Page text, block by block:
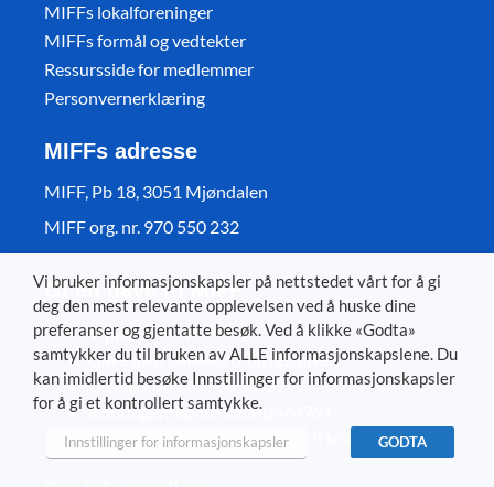
MIFFs lokalforeninger
MIFFs formål og vedtekter
Ressursside for medlemmer
Personvernerklæring
MIFFs adresse
MIFF, Pb 18, 3051 Mjøndalen
MIFF org. nr. 970 550 232
Gi en gave til MIFF
Vipps gaver 44945
Gave med bankkort/ bli fastgiver
Gavekonto 78770654539
Kontingentkonto 12040444791
Start en bursdagsinnsamling til MIFF
Vi bruker informasjonskapsler på nettstedet vårt for å gi
deg den mest relevante opplevelsen ved å huske dine
preferanser og gjentatte besøk. Ved å klikke «Godta»
samtykker du til bruken av ALLE informasjonskapslene. Du
kan imidlertid besøke Innstillinger for informasjonskapsler
for å gi et kontrollert samtykke.
Innstillinger for informasjonskapsler GODTA